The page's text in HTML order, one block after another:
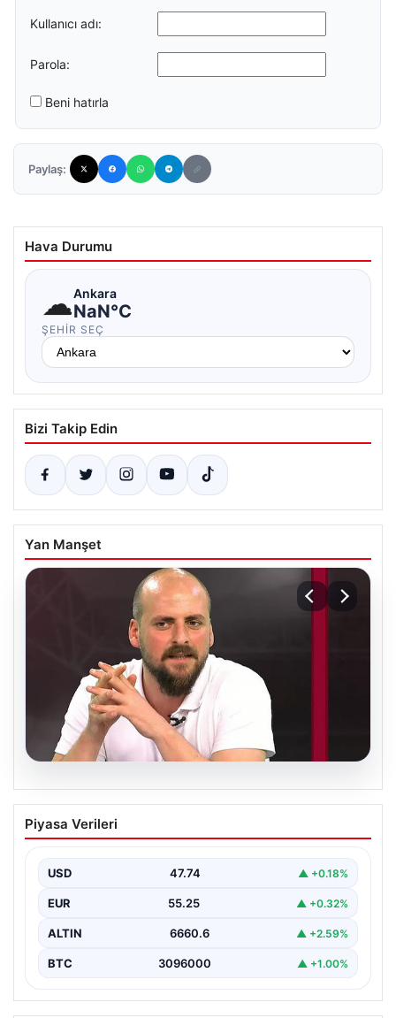
Kullanıcı adı:
Parola:
Beni hatırla
Paylaş:
Hava Durumu
☁Ankara
NaN°C
ŞEHIR SEÇ
Bizi Takip Edin
Yan Manşet
06.08.2026
Transfer Krizi Soruşturmaya Dönüştü:
Burhan Can Terzi Hakkında Resmi İşlem
Galatasaray Spor Kulübü, gerçekleştirilen transfer
iddialar nedeniyle…
Piyasa Verileri
USD 47.74 ▲ +0.18%
EUR 55.25 ▲ +0.32%
ALTIN 6660.6 ▲ +2.59%
BTC 3096000 ▲ +1.00%